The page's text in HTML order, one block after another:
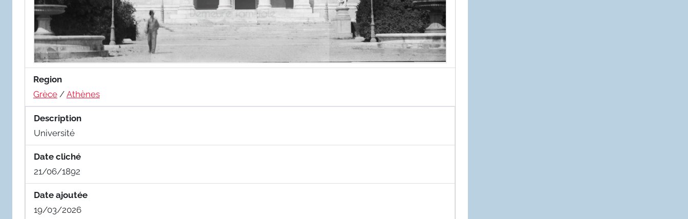
Region
Grèce / Athènes
Description
Université
Date cliché
21/06/1892
Date ajoutée
19/03/2026